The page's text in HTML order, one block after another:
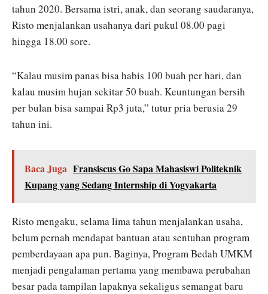
tahun 2020. Bersama istri, anak, dan seorang saudaranya,
Risto menjalankan usahanya dari pukul 08.00 pagi
hingga 18.00 sore.
“Kalau musim panas bisa habis 100 buah per hari, dan
kalau musim hujan sekitar 50 buah. Keuntungan bersih
per bulan bisa sampai Rp3 juta,” tutur pria berusia 29
tahun ini.
Baca Juga Fransiscus Go Sapa Mahasiswi Politeknik
Kupang yang Sedang Internship di Yogyakarta
Risto mengaku, selama lima tahun menjalankan usaha,
belum pernah mendapat bantuan atau sentuhan program
pemberdayaan apa pun. Baginya, Program Bedah UMKM
menjadi pengalaman pertama yang membawa perubahan
besar pada tampilan lapaknya sekaligus semangat baru